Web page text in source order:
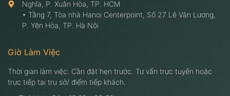
Nghĩa, P. Xuân Hòa, TP. HCM
• Tầng 7, Tòa nhà Hanoi Centerpoint, Số 27 Lê Văn Lương,
P. Yên Hòa, TP. Hà Nội
Giờ Làm Việc
Thời gian làm việc: Cần đặt hẹn trước. Tư vấn trực tuyến hoặc
trực tiếp tại trụ sở/ điểm tiếp khách.